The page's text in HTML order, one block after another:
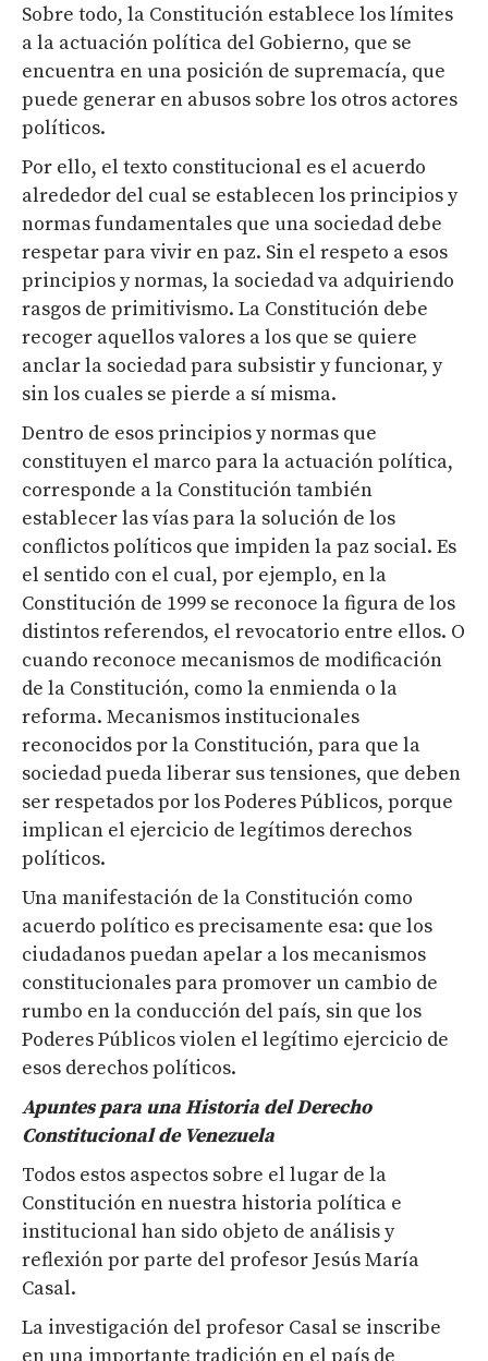
Sobre todo, la Constitución establece los límites
a la actuación política del Gobierno, que se
encuentra en una posición de supremacía, que
puede generar en abusos sobre los otros actores
políticos.
Por ello, el texto constitucional es el acuerdo
alrededor del cual se establecen los principios y
normas fundamentales que una sociedad debe
respetar para vivir en paz. Sin el respeto a esos
principios y normas, la sociedad va adquiriendo
rasgos de primitivismo. La Constitución debe
recoger aquellos valores a los que se quiere
anclar la sociedad para subsistir y funcionar, y
sin los cuales se pierde a sí misma.
Dentro de esos principios y normas que
constituyen el marco para la actuación política,
corresponde a la Constitución también
establecer las vías para la solución de los
conflictos políticos que impiden la paz social. Es
el sentido con el cual, por ejemplo, en la
Constitución de 1999 se reconoce la figura de los
distintos referendos, el revocatorio entre ellos. O
cuando reconoce mecanismos de modificación
de la Constitución, como la enmienda o la
reforma. Mecanismos institucionales
reconocidos por la Constitución, para que la
sociedad pueda liberar sus tensiones, que deben
ser respetados por los Poderes Públicos, porque
implican el ejercicio de legítimos derechos
políticos.
Una manifestación de la Constitución como
acuerdo político es precisamente esa: que los
ciudadanos puedan apelar a los mecanismos
constitucionales para promover un cambio de
rumbo en la conducción del país, sin que los
Poderes Públicos violen el legítimo ejercicio de
esos derechos políticos.
Apuntes para una Historia del Derecho
Constitucional de Venezuela
Todos estos aspectos sobre el lugar de la
Constitución en nuestra historia política e
institucional han sido objeto de análisis y
reflexión por parte del profesor Jesús María
Casal.
La investigación del profesor Casal se inscribe
en una importante tradición en el país de